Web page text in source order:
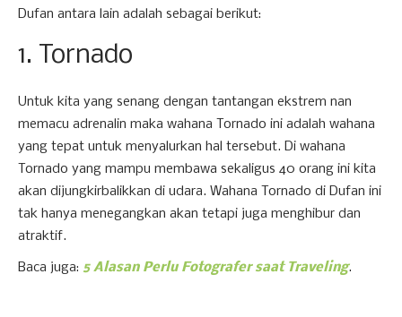
Dufan antara lain adalah sebagai berikut:
1. Tornado
Untuk kita yang senang dengan tantangan ekstrem nan
memacu adrenalin maka wahana Tornado ini adalah wahana
yang tepat untuk menyalurkan hal tersebut. Di wahana
Tornado yang mampu membawa sekaligus 40 orang ini kita
akan dijungkirbalikkan di udara. Wahana Tornado di Dufan ini
tak hanya menegangkan akan tetapi juga menghibur dan
atraktif.
Baca juga: 5 Alasan Perlu Fotografer saat Traveling.